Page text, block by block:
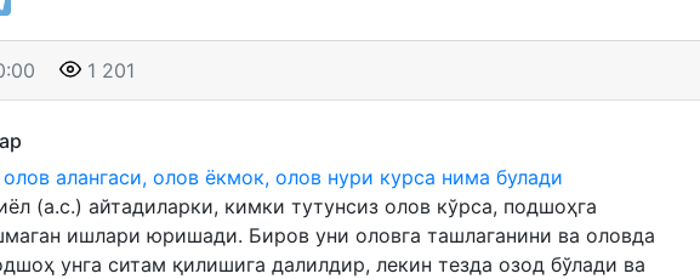
1 201
алангаси, олов ёкмок, олов нури курса нима булади
(а.с.) айтадиларки, кимки тутунсиз олов кўрса, подшоҳга
ишлари юришади. Биров уни оловга ташлаганини ва оловда
унга ситам қилишига далилдир, лекин тезда озод бўлади ва